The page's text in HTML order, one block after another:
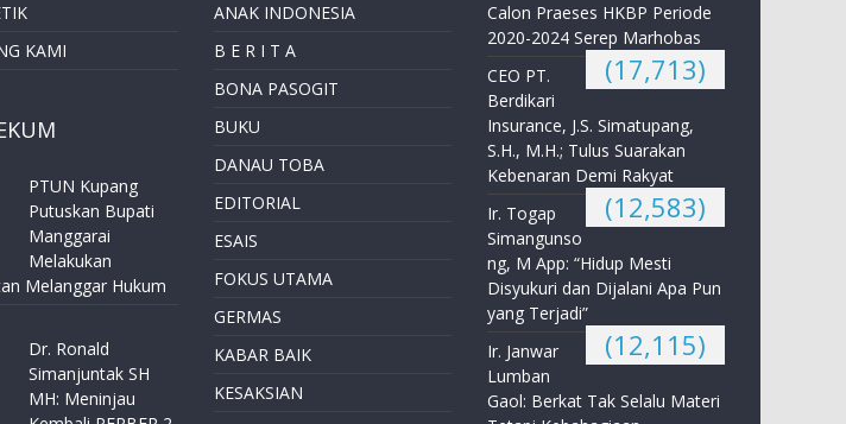
KAMI
PTUN Kupang
Putuskan Bupati
Manggarai
Melakukan
Melanggar Hukum
Dr. Ronald
Simanjuntak SH
MH: Meninjau
ANAK INDONESIA
B E R I T A
BONA PASOGIT
BUKU
DANAU TOBA
EDITORIAL
ESAIS
FOKUS UTAMA
GERMAS
KABAR BAIK
KESAKSIAN
Calon Praeses HKBP Periode
2020-2024 Serep Marhobas
(17,713)
CEO PT.
Berdikari
Insurance, J.S. Simatupang,
S.H., M.H.; Tulus Suarakan
Kebenaran Demi Rakyat
(12,583)
Ir. Togap
Simangunso
ng, M App: “Hidup Mesti
Disyukuri dan Dijalani Apa Pun
yang Terjadi”
(12,115)
Ir. Janwar
Lumban
Gaol: Berkat Tak Selalu Materi